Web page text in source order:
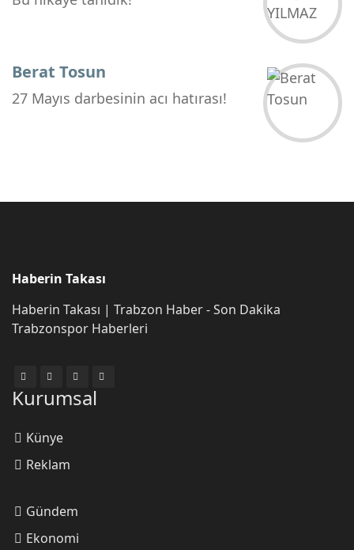
Berat Tosun
27 Mayıs darbesinin acı hatırası!
Onur Doruk
Öğr. Gör. Halil İbrahim
ALBAYRAK
Temel Reis
Haberin Takası
Haberin Takası | Trabzon Haber - Son Dakika
Trabzonspor Haberleri
Kurumsal
Künye
Reklam
Gündem
Ekonomi